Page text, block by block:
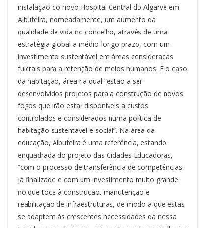
instalação do novo Hospital Central do Algarve em
Albufeira, nomeadamente, um aumento da
qualidade de vida no concelho, através de uma
estratégia global a médio-longo prazo, com um
investimento sustentável em áreas consideradas
fulcrais para a retenção de meios humanos. É o caso
da habitação, área na qual “estão a ser
desenvolvidos projetos para a construção de novos
fogos que irão estar disponíveis a custos
controlados e considerados numa política de
habitação sustentável e social”. Na área da
educação, Albufeira é uma referência, estando
enquadrada do projeto das Cidades Educadoras,
“com o processo de transferência de competências
já finalizado e com um investimento muito grande
no que toca à construção, manutenção e
reabilitação de infraestruturas, de modo a que estas
se adaptem às crescentes necessidades da nossa